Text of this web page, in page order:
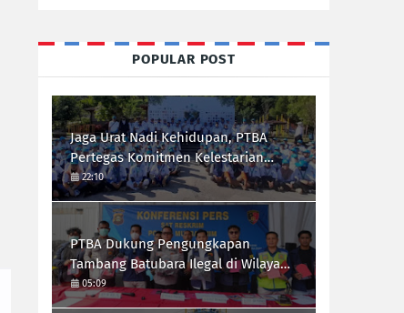
POPULAR POST
Jaga Urat Nadi Kehidupan, PTBA
Pertegas Komitmen Kelestarian
Sungai dalam Konferensi Sungai
Indonesia 2026
22:10
PTBA Dukung Pengungkapan
Tambang Batubara Ilegal di Wilayah
IUP Perseroan
05:09